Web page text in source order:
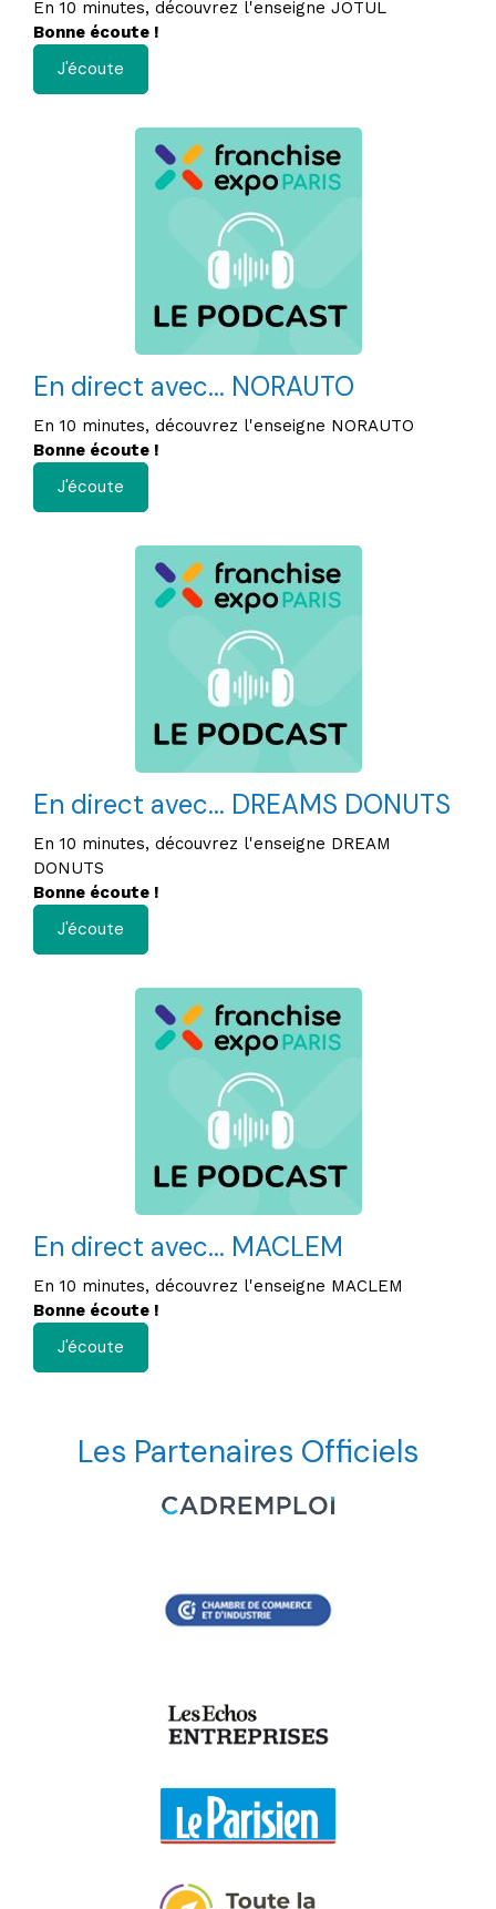
En 10 minutes, découvrez l'enseigne JOTUL
Bonne écoute !
J'écoute
En direct avec... NORAUTO
En 10 minutes, découvrez l'enseigne NORAUTO
Bonne écoute !
J'écoute
En direct avec... DREAMS DONUTS
En 10 minutes, découvrez l'enseigne DREAM
DONUTS
Bonne écoute !
J'écoute
En direct avec... MACLEM
En 10 minutes, découvrez l'enseigne MACLEM
Bonne écoute !
J'écoute
Les Partenaires Officiels